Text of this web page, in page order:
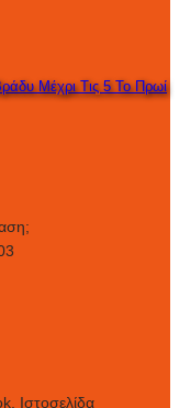
Μέχρι Τις 5 Το Πρωί
Ιστοσελίδα